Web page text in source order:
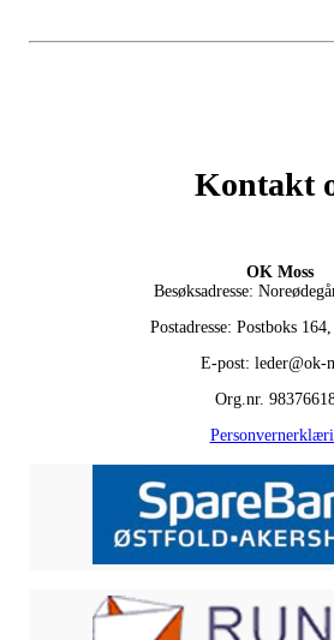
Kontakt
OK Moss
Besøksadresse:
Postadresse: Postboks
E-post: leder@ok-
Org.nr.